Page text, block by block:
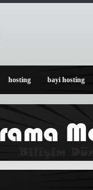
hosting bayi hosting